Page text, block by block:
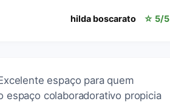
hilda boscarato ☆ 5/5
espaço para quem
colaboradorativo propicia